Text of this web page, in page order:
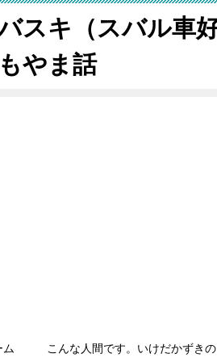
スキ（スバル車
やま話
ム こんな人間です。いけだかずき